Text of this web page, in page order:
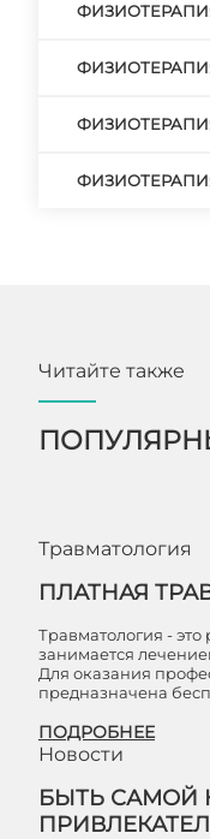
Читайте также
Травматология
ПЛАТНАЯ
Травматология -
занимается
Для оказания
предназначена
ПОДРОБНЕЕ
Новости
БЫТЬ САМОЙ